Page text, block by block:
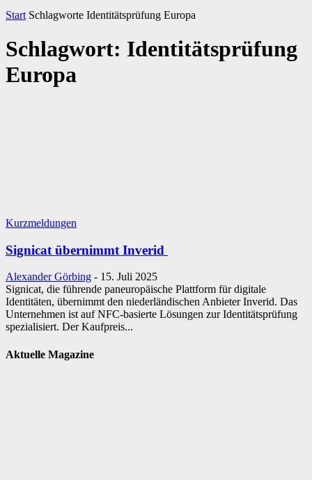
Start Schlagworte Identitätsprüfung Europa
Schlagwort: Identitätsprüfung
Europa
Kurzmeldungen
Signicat übernimmt Inverid
Alexander Görbing - 15. Juli 2025
Signicat, die führende paneuropäische Plattform für digitale
Identitäten, übernimmt den niederländischen Anbieter Inverid. Das
Unternehmen ist auf NFC-basierte Lösungen zur Identitätsprüfung
spezialisiert. Der Kaufpreis...
Aktuelle Magazine